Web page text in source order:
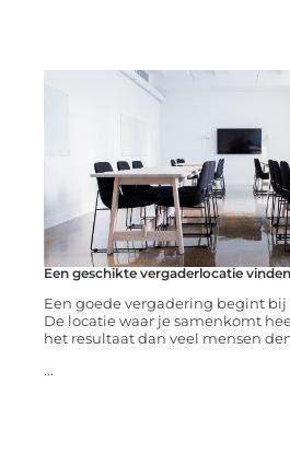
Een geschikte vergaderlocatie
Een goede vergadering begint
De locatie waar je samenkomt
het resultaat dan veel mensen
...